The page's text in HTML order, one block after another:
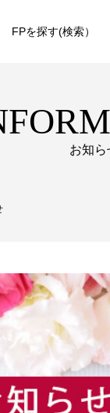
FPを探す(検索）
お知ら